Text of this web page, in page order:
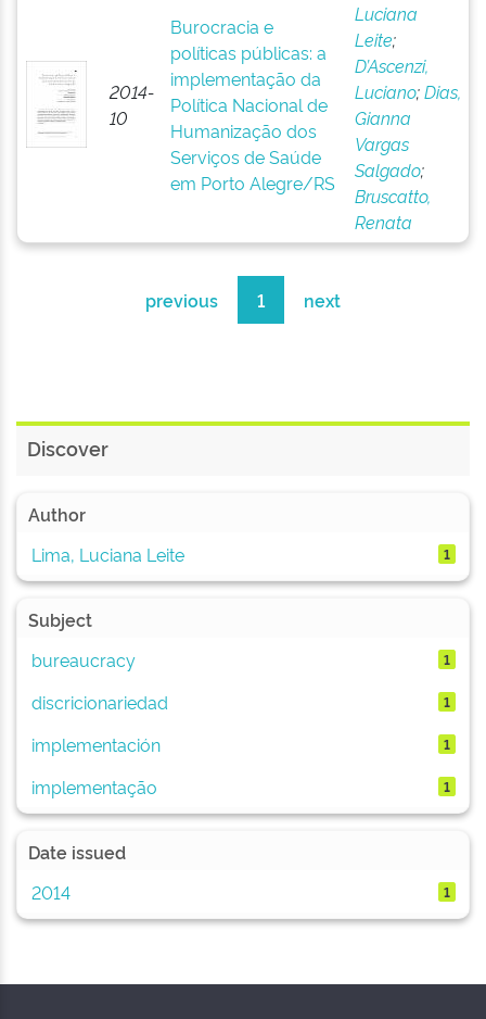
2014-
10
Burocracia e
políticas públicas: a
implementação da
Política Nacional de
Humanização dos
Serviços de Saúde
em Porto Alegre/RS
Luciana
Leite;
D’Ascenzi,
Luciano;Dias,
Gianna
Vargas
Salgado;
Bruscatto,
Renata
previous 1 next
Discover
Author
Lima, Luciana Leite
1
Subject
bureaucracy
1
discricionariedad 1
implementación 1
implementação 1
Date issued
2014
1